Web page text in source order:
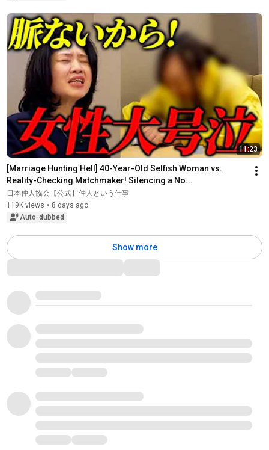
11:23
[Marriage Hunting Hell] 40-Year-Old Selfish Woman vs.
Reality-Checking Matchmaker! Silencing a No...
日本仲人協会【公式】仲人という仕事
119K views • 8 days ago
Auto-dubbed
Show more